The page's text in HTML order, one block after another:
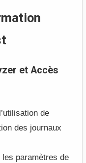
et Accès
de
des journaux
les paramètres de